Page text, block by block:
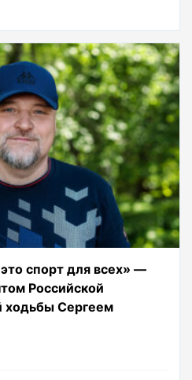
спорт для всех» —
Российской
ходьбы Сергеем